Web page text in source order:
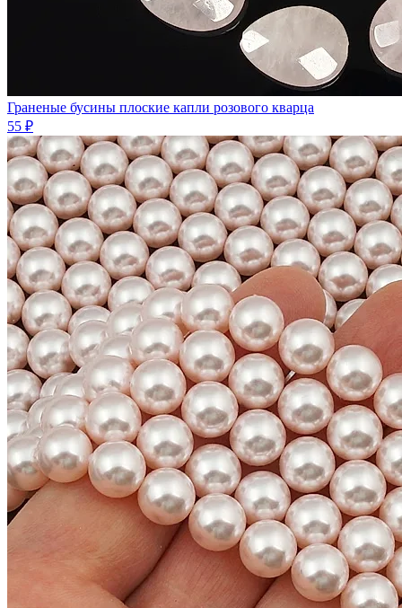
Граненые бусины плоские капли розового кварца
55 ₽